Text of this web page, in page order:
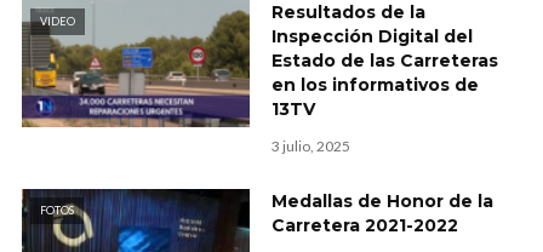
VIDEO
Resultados de la
Inspección Digital del
Estado de las Carreteras
en los informativos de
13TV
3 julio, 2025
FOTOS
Medallas de Honor de la
Carretera 2021-2022